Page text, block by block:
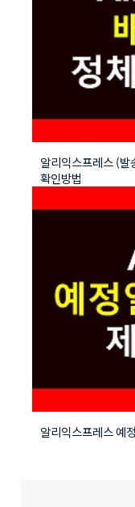
알리익스프레스 (
확인방법
알리익스프레스 예